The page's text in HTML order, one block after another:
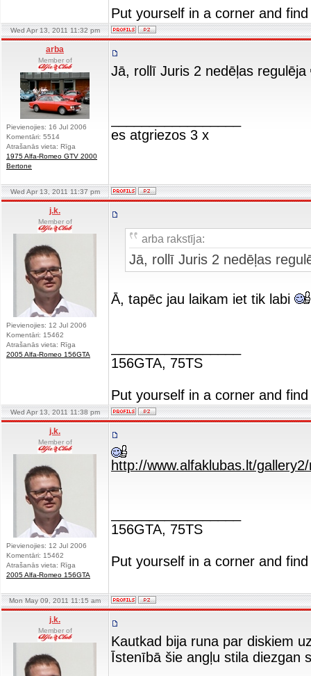
Put yourself in a corner and
Wed Apr 13, 2011 11:32 pm
arba
Member of
Pievienojies: 16 Jul 2006
Komentāri: 5514
Atrašanās vieta: Rīga
1975 Alfa-Romeo GTV 2000
Bertone
Jā, rollī Juris 2 nedēļas regulēja
es atgriezos 3 x
Wed Apr 13, 2011 11:37 pm
j.k.
Member of
Pievienojies: 12 Jul 2006
Komentāri: 15462
Atrašanās vieta: Rīga
2005 Alfa-Romeo 156GTA
arba rakstīja:
Jā, rollī Juris 2 nedēļas
Ā, tapēc jau laikam iet tik labi
156GTA, 75TS
Put yourself in a corner and
Wed Apr 13, 2011 11:38 pm
j.k.
Member of
Pievienojies: 12 Jul 2006
Komentāri: 15462
Atrašanās vieta: Rīga
2005 Alfa-Romeo 156GTA
http://www.alfaklubas.lt/
156GTA, 75TS
Put yourself in a corner and
Mon May 09, 2011 11:15 am
j.k.
Member of
Kautkad bija runa par diskiem
Īstenībā šie angļu stila diezgan